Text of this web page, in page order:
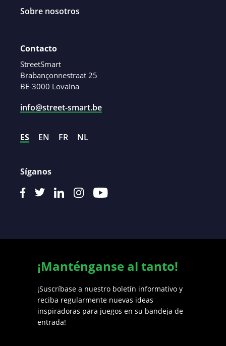
Sobre nosotros
Contacto
StreetSmart
Brabançonnestraat 25
BE-3000 Lovaina
info@street-smart.be
ES EN FR NL
Síganos
¡Manténganse al tanto!
¡Suscríbase a nuestro boletín informativo y
reciba regularmente nuevas ideas
inspiradoras para juegos en su bandeja de
entrada!